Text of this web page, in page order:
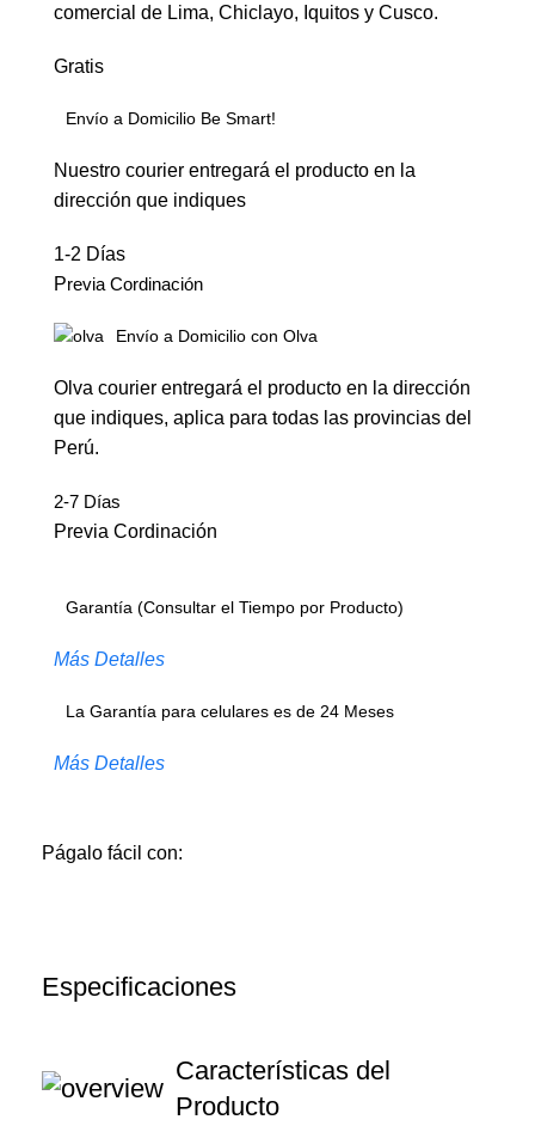
comercial de Lima, Chiclayo, Iquitos y Cusco.
Gratis
Envío a Domicilio Be Smart!
Nuestro courier entregará el producto en la
dirección que indiques
1-2 Días
Previa Cordinación
Envío a Domicilio con Olva
Olva courier entregará el producto en la dirección
que indiques, aplica para todas las provincias del
Perú.
2-7 Días
Previa Cordinación
Garantía (Consultar el Tiempo por Producto)
Más Detalles
La Garantía para celulares es de 24 Meses
Más Detalles
Págalo fácil con:
Especificaciones
Características del
Producto